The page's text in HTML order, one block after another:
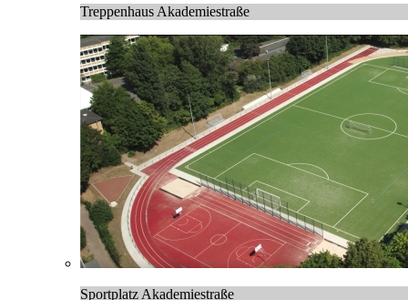
Treppenhaus Akademiestraße
Sportplatz Akademiestraße